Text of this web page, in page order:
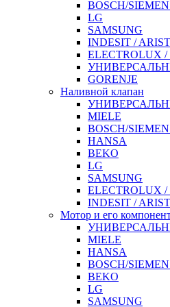
BOSCH/
LG
SAMSUNG
INDESIT /
ELECTROLUX /
GORENJE
Наливной клапан
MIELE
BOSCH/
HANSA
BEKO
LG
SAMSUNG
ELECTROLUX /
INDESIT /
Мотор и его
MIELE
HANSA
BOSCH/
BEKO
LG
SAMSUNG